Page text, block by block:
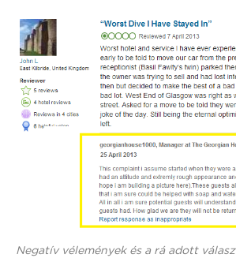
Negatív vélemények és a rá adott válasz